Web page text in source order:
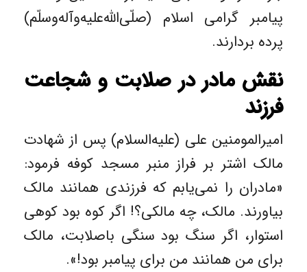
پیامبر گرامی اسلام (صلّی‌الله‌علیه‌وآله‌وسلّم)
پرده بردارند.
نقش مادر در صلابت و شجاعت
فرزند
امیرالمومنین علی (علیه‌السلام) پس از شهادت
مالک اشتر بر فراز منبر مسجد کوفه فرمود:
«مادران را نمی‌یابم که فرزندی همانند مالک
بیاورند. مالک، چه مالکی؟! اگر کوه بود کوهی
استوار، اگر سنگ بود سنگی باصلابت، مالک
برای من همانند من برای پیامبر بود!».